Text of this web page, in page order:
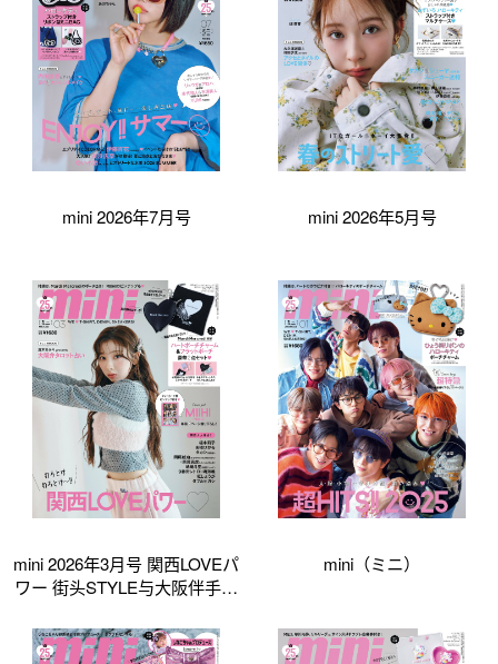
mini 2026年7月号 mini 2026年5月号
mini 2026年3月号 関西LOVEパ
ワー 街头STYLE与大阪伴手礼
mini（ミニ）